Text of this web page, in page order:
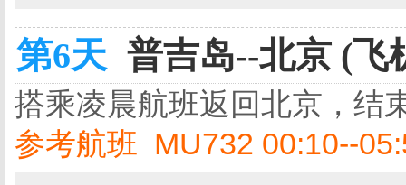
第6天 普吉岛--北京 (飞
搭乘凌晨航班返回北京，结
参考航班 MU732 00:10--